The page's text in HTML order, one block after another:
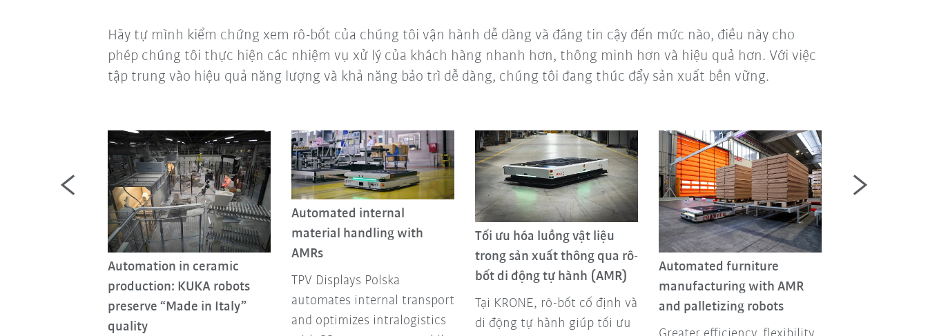
Hãy tự mình kiểm chứng xem rô-bốt của chúng tôi vận hành dễ dàng và đáng tin cậy đến mức nào, điều này cho
phép chúng tôi thực hiện các nhiệm vụ xử lý của khách hàng nhanh hơn, thông minh hơn và hiệu quả hơn. Với việc
tập trung vào hiệu quả năng lượng và khả năng bảo trì dễ dàng, chúng tôi đang thúc đẩy sản xuất bền vững.
Automation in ceramic
production: KUKA robots
preserve “Made in Italy”
quality
Automated internal
material handling with
AMRs
TPV Displays Polska
automates internal transport
and optimizes intralogistics
Tối ưu hóa luồng vật liệu
trong sản xuất thông qua rô-
bốt di động tự hành (AMR)
Tại KRONE, rô-bốt cố định và
di động tự hành giúp tối ưu
Automated furniture
manufacturing with AMR
and palletizing robots